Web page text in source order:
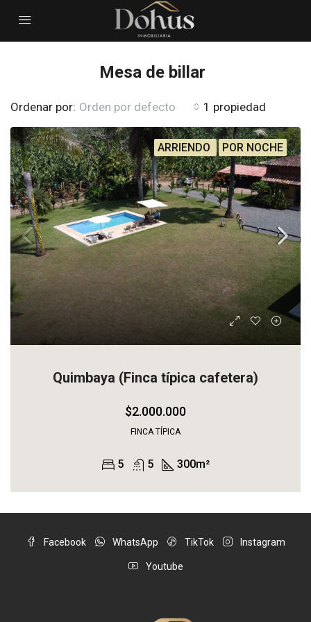
Mesa de billar
1 propiedad
Ordenar por: Orden por defecto
ARRIENDO POR NOCHE
Quimbaya (Finca típica cafetera)
$2.000.000
FINCA TÍPICA
5 5 300m²
Facebook WhatsApp TikTok Instagram
Youtube